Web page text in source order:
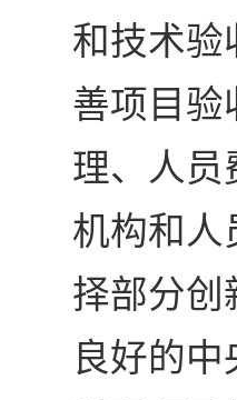
和技术验
善项目验
理、人员
机构和人
择部分创
良好的